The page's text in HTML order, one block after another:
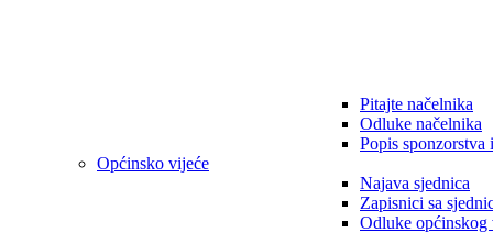
Pitajte načelnika
Odluke načelnika
Popis sponzorstva
Općinsko vijeće
Najava sjednica
Zapisnici sa
Odluke općinskog